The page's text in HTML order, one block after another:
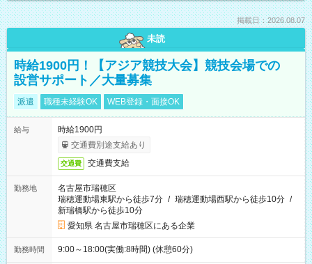
掲載日：2026.08.07
未読
時給1900円！【アジア競技大会】競技会場での
設営サポート／大量募集
派遣 職種未経験OK WEB登録・面接OK
給与
時給1900円
交通費別途支給あり
交通費 交通費支給
勤務地
名古屋市瑞穂区
瑞穂運動場東駅から徒歩7分 / 瑞穂運動場西駅から徒歩10分 /
新瑞橋駅から徒歩10分
愛知県 名古屋市瑞穂区にある企業
勤務時間 9:00～18:00(実働:8時間) (休憩60分)